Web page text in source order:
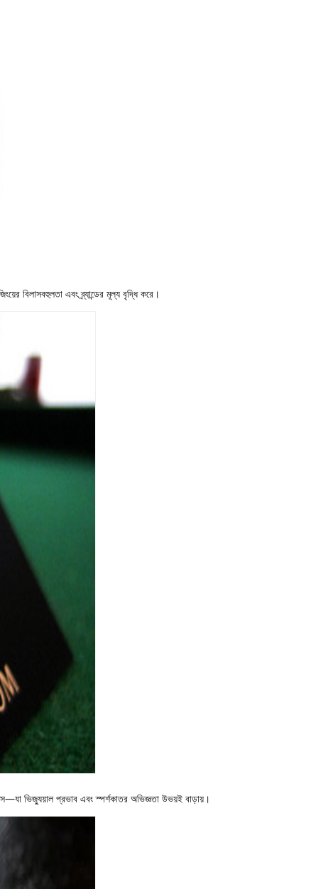
বিলাসবহুলতা এবং ব্র্যান্ডের মূল্য বৃদ্ধি করে।
ভিজ্যুয়াল প্রভাব এবং স্পর্শকাতর অভিজ্ঞতা উভয়ই বাড়ায়।